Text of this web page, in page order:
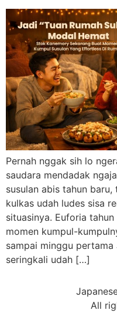
Pernah nggak sih lo
saudara mendadak
susulan abis tahun
kulkas udah ludes sisa
situasinya. Euforia
momen kumpul-
sampai minggu pertama
seringkali udah […]
All